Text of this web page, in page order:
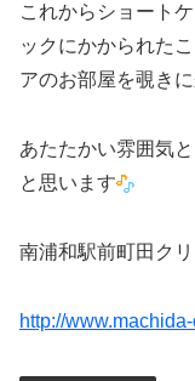
これからショート
ックにかかられた
アのお部屋を覗き
あたたかい雰囲気
と思います
南浦和駅前町田ク
http://